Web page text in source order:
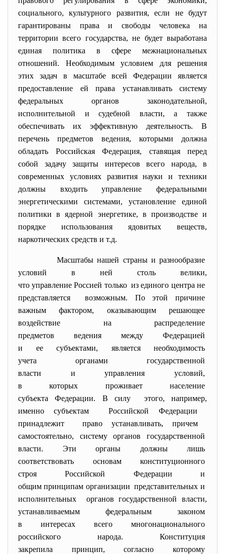
социального, культурного развития, если не будут
гарантированы права и свободы человека на
территории всего государства, не будет выработана
единая политика в сфере межнациональных
отношений. Необходимым условием для решения
этих задач в масштабе всей Федерации является
предоставление ей права устанавливать систему
федеральных органов законодательной,
исполнительной и судебной власти, а также
обеспечивать их эффективную деятельность. В
перечень предметов ведения, которыми должна
обладать Российская Федерация, ставящая перед
собой задачу защиты интересов всего народа, в
современных условиях развития науки и техники
должны входить управление федеральными
энергетическими системами, установление единой
политики в ядерной энергетике, в производстве и
порядке использования ядовитых веществ,
наркотических средств и т.д.
Масштабы нашей страны иразнообразие
условий в ней столь велики,
что управление Россией только из единого центра не
представляется возможным. По этой причине
важным фактором, оказывающим решающее
воздействие на распределение
предметов ведения между Федерацией
и ее субъектами, является необходимость
учета органами государственной
власти и управления условий,
в которых проживает население
субъекта Федерации. В силу этого, например,
именно субъектам Российской Федерации
принадлежит право устанавливать, причем
самостоятельно, систему органов государственной
власти. Эти органы должны лишь
соответствовать основам конституционного
строя Российской Федерации и
общим принципам организации представительных и
исполнительных органов государственной власти,
устанавливаемым федеральным законом
в интересах всего многонационального
российского народа. Конституция
закрепила принцип, согласно которому